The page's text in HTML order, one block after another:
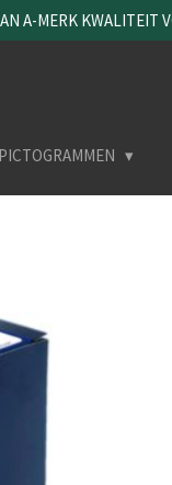
A-MERK KWALITEIT
PICTOGRAMMEN